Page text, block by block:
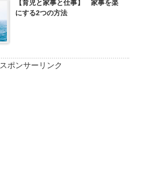
【育児と家事と仕事】 家事を楽
にする2つの方法
スポンサーリンク